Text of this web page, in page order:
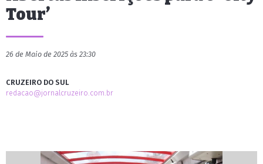
Tour’
26 de Maio de 2025 às 23:30
CRUZEIRO DO SUL
redacao@jornalcruzeiro.com.br